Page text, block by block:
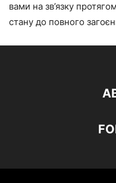
вами на зв’язку
стану до повного